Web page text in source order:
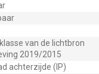
van de lichtbron
2019/2015
achterzijde (IP)